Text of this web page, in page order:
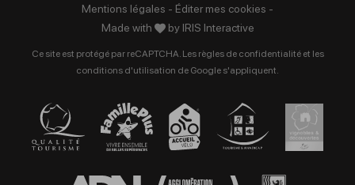
Mentions légales - Éditer mes cookies -
Made with
by IRIS Interactive
Ce site est protégé par reCAPTCHA. Les règles de confidentialitéet les
conditions d'utilisation de Google s'appliquent.